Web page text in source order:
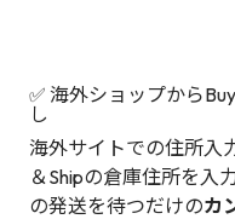
✅ 海外ショップから
し
海外サイトでの住所入
＆Shipの倉庫住所を入
の発送を待つだけのカ